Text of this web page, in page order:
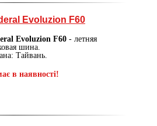
Evoluzion F60
Evoluzion F60 - летняя
шина.
Тайвань.
в наявності!